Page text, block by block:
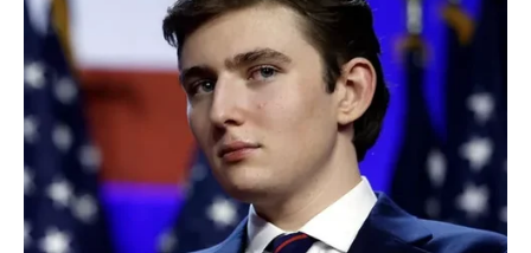
VAGA
Vage krajem februara osećaju kako se balans vraća. Tamo
gde je bilo napetosti – dolazi smirenje. Jedan razgovor
može rešiti nesporazum. Jedan susret može obnoviti
veru u harmoniju.
U ljubavi je moguća poruka koja donosi osmeh. U poslu –